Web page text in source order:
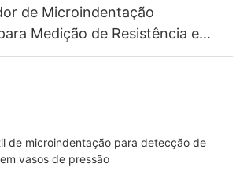
de Microindentação
Medição de Resistência e
Dryer